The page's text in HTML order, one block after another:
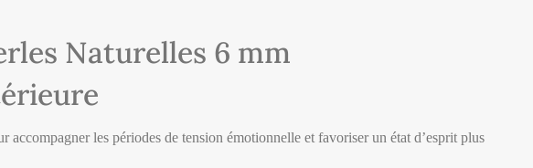
Naturelles 6 mm
accompagner les périodes de tension émotionnelle et favoriser un état d’esprit plus